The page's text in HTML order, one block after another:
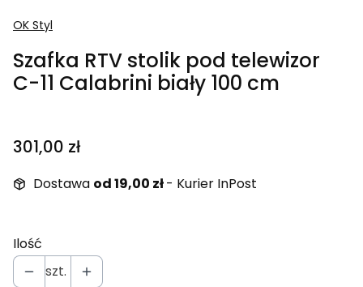
OK Styl
Szafka RTV stolik pod telewizor
C-11 Calabrini biały 100 cm
Cena
301,00 zł
Dostawa od 19,00 zł- Kurier InPost
Ilość
szt.